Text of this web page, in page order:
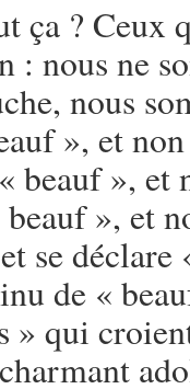
ça ? Ceux
: nous ne
nous
», et
beauf », et
», et
se
de «
» qui